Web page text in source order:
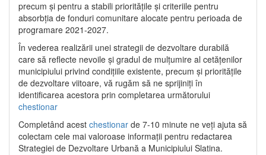
precum și pentru a stabili prioritățile și criteriile pentru
absorbția de fonduri comunitare alocate pentru perioada de
programare 2021-2027.
În vederea realizării unei strategii de dezvoltare durabilă
care să reflecte nevoile și gradul de mulțumire al cetățenilor
municipiului privind condițiile existente, precum și prioritățile
de dezvoltare viitoare, vă rugăm să ne sprijiniți în
identificarea acestora prin completarea următorului
chestionar
Completând acest chestionar de 7-10 minute ne veți ajuta să
colectam cele mai valoroase informații pentru redactarea
Strategiei de Dezvoltare Urbană a Municipiului Slatina.